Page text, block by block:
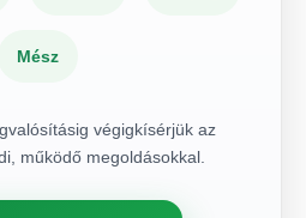
Mész
végigkísérjük az
működő megoldásokkal.